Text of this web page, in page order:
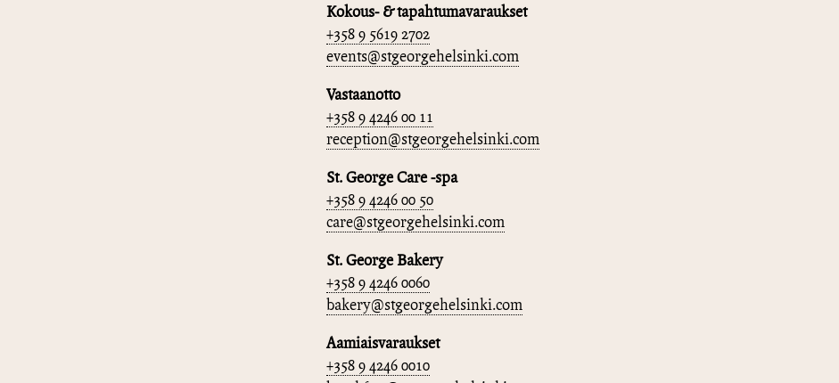
Kokous- & tapahtumavaraukset
+358 9 5619 2702
events@stgeorgehelsinki.com
Vastaanotto
+358 9 4246 00 11
reception@stgeorgehelsinki.com
St. George Care -spa
+358 9 4246 00 50
care@stgeorgehelsinki.com
St. George Bakery
+358 9 4246 0060
bakery@stgeorgehelsinki.com
Aamiaisvaraukset
+358 9 4246 0010